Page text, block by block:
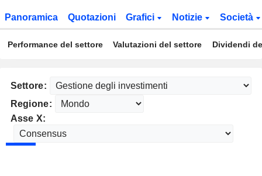
Panoramica Quotazioni Grafici Notizie Società
Performance del settore Valutazioni del settore Dividendi
Settore:
Regione:
Asse X: